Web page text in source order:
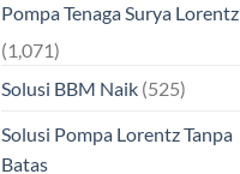
Pompa Tenaga Surya Lorentz
(1,071)
Solusi BBM Naik(525)
Solusi Pompa Lorentz Tanpa
Batas